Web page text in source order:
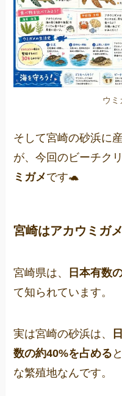
ウミ
そして宮崎の砂浜に
が、今回のビーチク
ミガメです🐢
宮崎はアカウミガ
宮崎県は、 日本有数
て知られています。
実は宮崎の砂浜は、
数の約40%を占める
な繁殖地なんです。